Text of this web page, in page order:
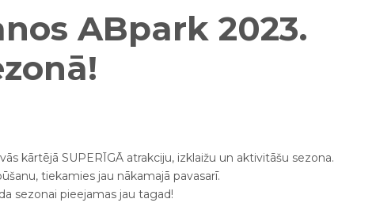
ABpark 2023.
kārtējā SUPERĪGĀ atrakciju, izklaižu un aktivitāšu sezona.
tiekamies jau nākamajā pavasarī.
sezonai pieejamas jau tagad!